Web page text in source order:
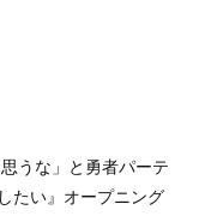
うな」と勇者パーテ
たい』オープニング